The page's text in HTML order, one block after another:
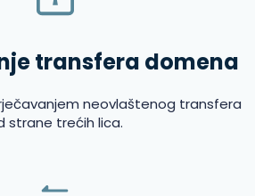
transfera domena
neovlaštenog transfera
strane trećih lica.